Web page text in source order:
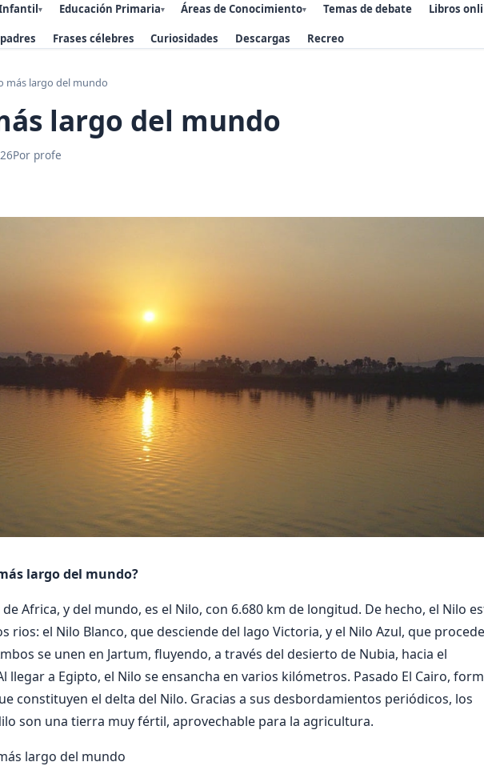
▾ Educación Primaria▾ Áreas de Conocimiento▾ Temas de debate Libros
Frases célebres Curiosidades Descargas Recreo
más largo del mundo
largo del mundo
Por profe
largo del mundo?
Africa, y del mundo, es el Nilo, con 6.680 km de longitud. De hecho, el Nilo
rios: el Nilo Blanco, que desciende del lago Victoria, y el Nilo Azul, que procede
se unen en Jartum, fluyendo, a través del desierto de Nubia, hacia el
llegar a Egipto, el Nilo se ensancha en varios kilómetros. Pasado El Cairo,
constituyen el delta del Nilo. Gracias a sus desbordamientos periódicos, los
son una tierra muy fértil, aprovechable para la agricultura.
largo del mundo